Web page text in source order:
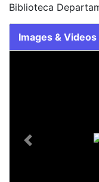
Biblioteca
Images & Videos
Previous